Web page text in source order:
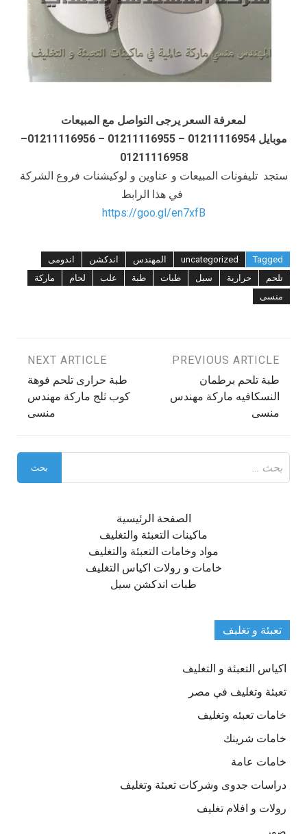
لمعرفة السعر يرجى التواصل مع المبيعات
موبايل 01211116954 – 01211116955 – 01211116956–
01211116958
ستجد تليفونات المبيعات و عناوين و لوكيشنات فروع الشركة
في هذا الرابط
https://goo.gl/en7xfB
Tagged
uncategorized المهندس اندكشن
اندومى
تلحم
حرارية سيل طبات طبة علب لحام
ماركة
منسى
تصفّح
المقالات
PREVIOUS ARTICLE
طبة تلحم برطمان
النسكافيه ماركة مهندس
منسى
NEXT ARTICLE
طبة حرارى تلحم فوهة
كوب ثلج ماركة مهندس
منسى
عن:
الصفحة الرئيسية
ماكينات التعبئة والتغليف
مواد وخامات التعبئة والتغليف
خامات و رولات اكياس التغليف
طبات اندكشن سيل
تعبئة و تغليف
اكياس التعبئة و التغليف
تعبئة وتغليف في مصر
خامات تعبئه وتغليف
خامات شرينك
خامات عامة
دراسات جدوى وشركات تعبئة وتغليف
رولات و افلام تغليف